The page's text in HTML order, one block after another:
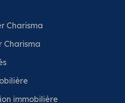
Charisma
Charisma
immobilière